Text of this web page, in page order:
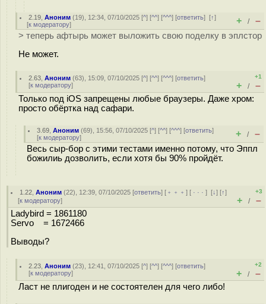
2.19 ,Аноним (19), 12:34, 07/10/2025 [^] [^^] [^^^] [ответить][↑]
[к модератору] + / –
> теперь афтырь может выложить свою поделку в эплстор
Не может.
2.63 ,Аноним (63), 15:09, 07/10/2025 [^] [^^] [^^^] [ответить]
[к модератору]
+1
+ / –
Только под iOS запрещены любые браузеры. Даже хром:
просто обёртка над сафари.
3.69 ,Аноним (69), 15:56, 07/10/2025 [^] [^^] [^^^] [ответить]
[к модератору] + / –
Весь сыр-бор с этими тестами именно потому, что Эппл
божилиь дозволить, если хотя бы 90% пройдёт.
1.22 ,Аноним (22), 12:39, 07/10/2025 [ответить] [ ﹢﹢﹢] [ · · ·][↓] [↑]
[к модератору]
+3
+ / –
Ladybird = 1861180
Servo = 1672466
Выводы?
2.23 ,Аноним (23), 12:41, 07/10/2025 [^] [^^] [^^^] [ответить]
[к модератору]
+2
+ / –
Ласт не плигоден и не состоятелен для чего либо!